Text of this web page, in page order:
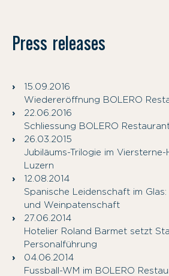
Press releases
15.09.2016
Wiedereröffnung BOLERO
22.06.2016
Schliessung BOLERO
26.03.2015
Jubiläums-Trilogie im
Luzern
12.08.2014
Spanische Leidenschaft im
und Weinpatenschaft
27.06.2014
Hotelier Roland Barmet setzt
Personalführung
04.06.2014
Fussball-WM im BOLERO